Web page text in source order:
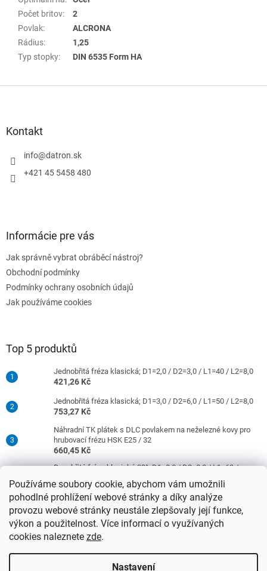
Používáme soubory cookie, abychom vám umožnili
pohodlné prohlížení webové stránky a díky analýze
provozu webové stránky neustále zlepšovaly její funkce,
výkon a použitelnost. Více informací o využívaných
cookies naleznete zde.
Nastavení
Počet britov:
2
Povlak:
ALCRONA
Rádius:
1,25
Typ stopky: DIN 6535 Form HA
Kontakt
info@datron.sk
+421 45 5458 480
Informácie pre vás
Jak správně vybrat obráběcí nástroj?
Obchodní podmínky
Podmínky ochrany osobních údajů
Jak používáme cookies
Top 5 produktů
Jednobřitá fréza klasická; D1=2,0 / D2=3,0 / L1=40 / L2=8,0
421,26 Kč
Jednobřitá fréza klasická; D1=3,0 / D2=6,0 / L1=50 / L2=8,0
753,27 Kč
Náhradní TK plátek s DLC povlakem na neželezné kovy pro
hrubovací frézu HSK E25 / 32
660,45 Kč
Dvoubřitá fréza klasická 30°; D1=8,0 / D2=8,0 / L1=63 /
977,42 Kč
Jednobřitá fréza klasická; D1=4,0 / D2=6,0 / L1=50 / L2=10,0
753,27 Kč